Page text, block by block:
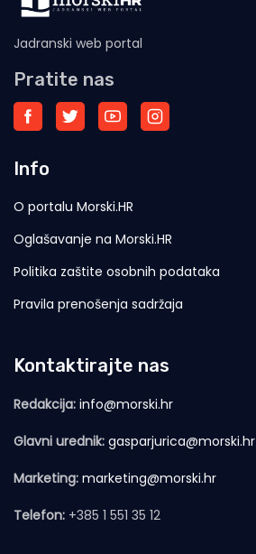
Jadranski web portal
Pratite nas
Info
O portalu Morski.HR
Oglašavanje na Morski.HR
Politika zaštite osobnih podataka
Pravila prenošenja sadržaja
Kontaktirajte nas
Redakcija: info@morski.hr
Glavni urednik: gasparjurica@morski.hr
Marketing: marketing@morski.hr
Telefon: +385 1 551 35 12